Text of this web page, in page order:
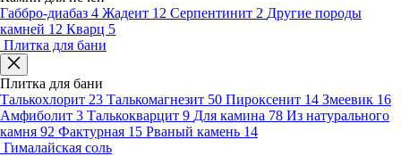
Габбро-диабаз 4 Жадеит 12 Серпентинит 2 Другие породы
камней 12 Кварц 5
Плитка для бани
Плитка для бани
Талькохлорит 23 Талькомагнезит 50 Пироксенит 14 Змеевик 16
Амфиболит 3 Талькокварцит 9 Для камина 78 Из натурального
камня 92 Фактурная 15 Рваный камень 14
Гималайская соль